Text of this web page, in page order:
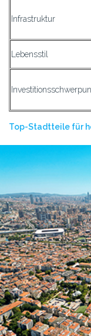
Infrastruktur
Lebensstil
Top-Stadtteile für